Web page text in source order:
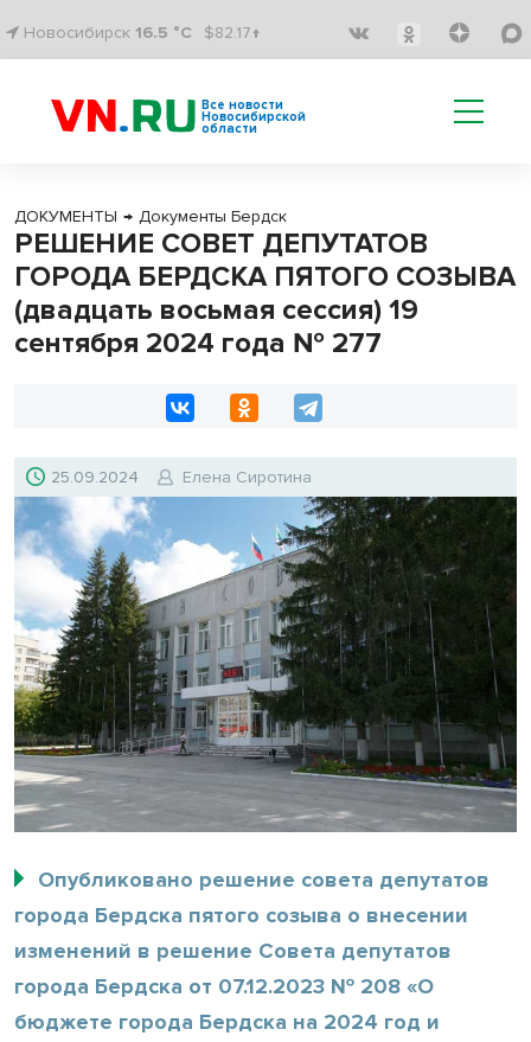
Новосибирск 16.5 °C $82.17↑
Все новости
Новосибирской
области
ДОКУМЕНТЫ → Документы Бердск
РЕШЕНИЕ СОВЕТ ДЕПУТАТОВ
ГОРОДА БЕРДСКА ПЯТОГО СОЗЫВА
(двадцать восьмая сессия) 19
сентября 2024 года № 277
25.09.2024 Елена Сиротина
Опубликовано решение совета депутатов
города Бердска пятого созыва о внесении
изменений в решение Совета депутатов
города Бердска от 07.12.2023 № 208 «О
бюджете города Бердска на 2024 год и